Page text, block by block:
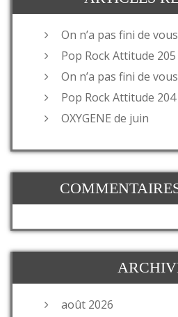
On n’a pas fini de
Pop Rock Attitude
On n’a pas fini de
Pop Rock Attitude
OXYGENE de juin
août 2026